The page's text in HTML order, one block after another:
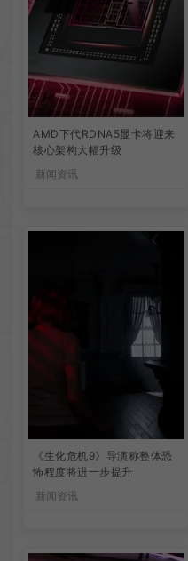
AMD下代RDNA5显卡将迎来
核心架构大幅升级
新闻资讯
《生化危机9》导演称整体恐
怖程度将进一步提升
新闻资讯